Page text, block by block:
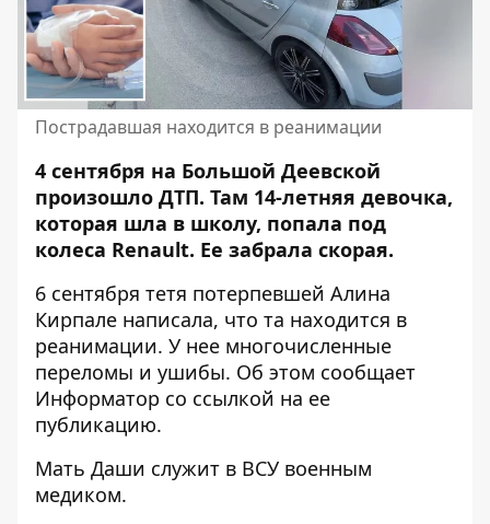
Пострадавшая находится в реанимации
4 сентября на Большой Деевской
произошло ДТП. Там 14-летняя девочка,
которая шла в школу, попала под
колеса Renault. Ее забрала скорая.
6 сентября тетя потерпевшей Алина
Кирпале написала, что та находится в
реанимации. У нее многочисленные
переломы и ушибы. Об этом сообщает
Информатор со ссылкой на ее
публикацию.
Мать Даши служит в ВСУ военным
медиком.